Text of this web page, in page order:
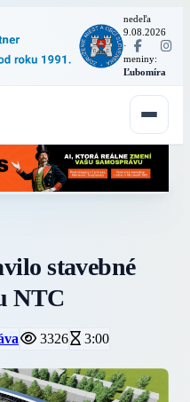
nedeľa
9.08.2026
·
meniny:
Ľubomíra
stavebné
NTC
3326 3:00